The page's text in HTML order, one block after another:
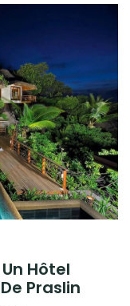
Hôtel
Praslin